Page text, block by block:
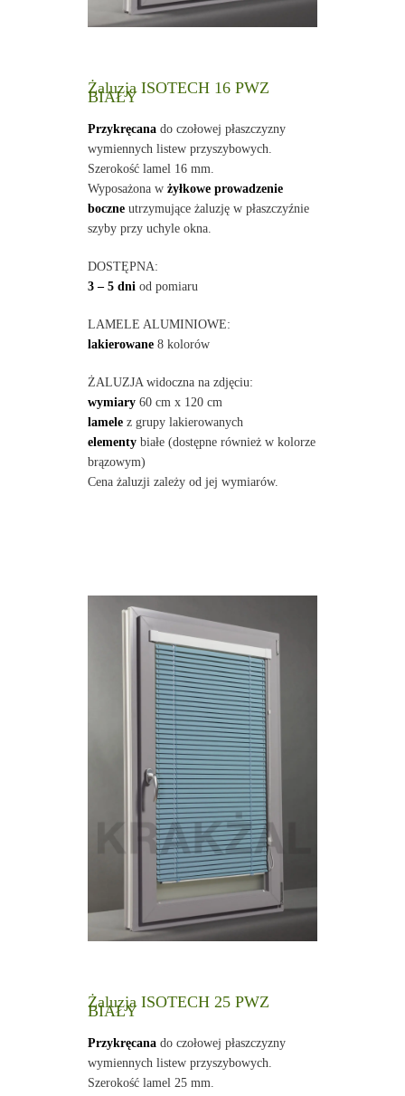
Żaluzja ISOTECH 16 PWZ
BIAŁY
Przykręcanado czołowej płaszczyzny
wymiennych listew przyszybowych.
Szerokość lamel 16 mm.
Wyposażona w żyłkowe prowadzenie
boczneutrzymujące żaluzję w płaszczyźnie
szyby przy uchyle okna.
DOSTĘPNA:
3 – 5 dniod pomiaru
LAMELE ALUMINIOWE:
lakierowane8 kolorów
ŻALUZJA widoczna na zdjęciu:
wymiary60 cm x 120 cm
lamelez grupy lakierowanych
elementybiałe (dostępne również w kolorze
brązowym)
Cena żaluzji zależy od jej wymiarów.
Żaluzja ISOTECH 25 PWZ
BIAŁY
Przykręcanado czołowej płaszczyzny
wymiennych listew przyszybowych.
Szerokość lamel 25 mm.